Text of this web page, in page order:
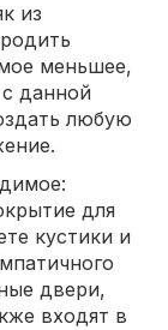
из
меньшее,
данной
любую
для
кустики и
двери,
входят в